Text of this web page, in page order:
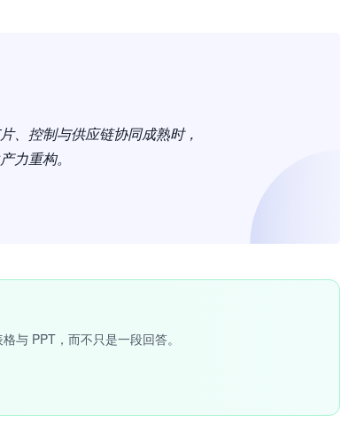
、控制与供应链协同成熟时，
力重构。
与 PPT，而不只是一段回答。